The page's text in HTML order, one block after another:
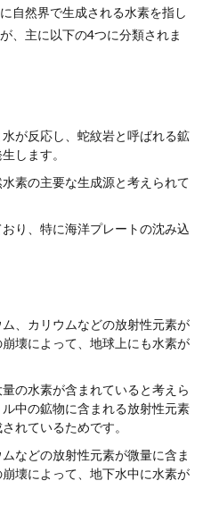
自然界で生成される水素を指し
、主に以下の4つに分類されま
が反応し、蛇紋岩と呼ばれる鉱
します。
素の主要な生成源と考えられて
り、特に海洋プレートの沈み込
、カリウムなどの放射性元素が
壊によって、地球上にも水素が
の水素が含まれていると考えら
中の鉱物に含まれる放射性元素
れているためです。
などの放射性元素が微量に含ま
壊によって、地下水中に水素が